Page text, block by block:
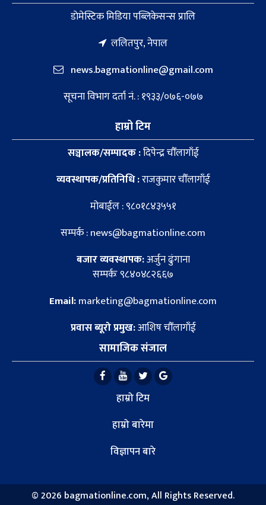
डाेमेस्टिक मिडिया पब्लिकेसन्स प्रालि
ललितपुर, नेपाल
news.bagmationline@gmail.com
सूचना विभाग दर्ता नं. : १९३३/०७६-०७७
हाम्रो टिम
सञ्चालक/सम्पादक :दिपेन्द्र चौँलागाँई
व्यवस्थापक/प्रतिनिधि :राजकुमार चौँलागाँई
मोबाईल : ९८०१८४३५५१
सम्पर्क : news@bagmationline.com
बजार व्यवस्थापक:अर्जुन ढुंगाना
सम्पर्कः ९८४०४८२६६७
Email:marketing@bagmationline.com
प्रवास ब्यूरो प्रमुख:आशिष चौँलागाँई
सामाजिक संजाल
हाम्रो टिम
हाम्रो बारेमा
विज्ञापन बारे
©2026 bagmationline.com, All Rights Reserved.